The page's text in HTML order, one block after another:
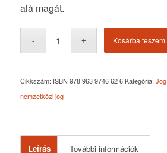
alá magát.
Kosárba teszem
Cikkszám: ISBN 978 963 9746 62 6 Kategória: Jog
nemzetközi jog
Leírás További információk